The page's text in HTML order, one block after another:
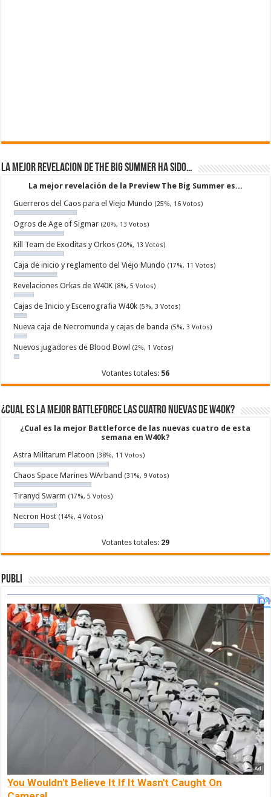
La mejor revelacion de The Big Summer ha sido…
La mejor revelación de la Preview The Big Summer es...
Guerreros del Caos para el Viejo Mundo (25%, 16 Votos)
Ogros de Age of Sigmar (20%, 13 Votos)
Kill Team de Exoditas y Orkos (20%, 13 Votos)
Caja de inicio y reglamento del Viejo Mundo (17%, 11 Votos)
Revelaciones Orkas de W40K (8%, 5 Votos)
Cajas de Inicio y Escenografia W40k (5%, 3 Votos)
Nueva caja de Necromunda y cajas de banda (5%, 3 Votos)
Nuevos jugadores de Blood Bowl (2%, 1 Votos)
Votantes totales: 56
¿Cual es la mejor Battleforce las cuatro nuevas de W40k?
¿Cual es la mejor Battleforce de las nuevas cuatro de esta
semana en W40k?
Astra Militarum Platoon (38%, 11 Votos)
Chaos Space Marines WArband (31%, 9 Votos)
Tiranyd Swarm (17%, 5 Votos)
Necron Host (14%, 4 Votos)
Votantes totales: 29
Publi
You Wouldn't Believe It If It Wasn't Caught On